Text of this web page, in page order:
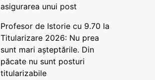
asigurarea unui post
Profesor de Istorie cu 9.70 la
Titularizare 2026: Nu prea
sunt mari așteptările. Din
păcate nu sunt posturi
titularizabile